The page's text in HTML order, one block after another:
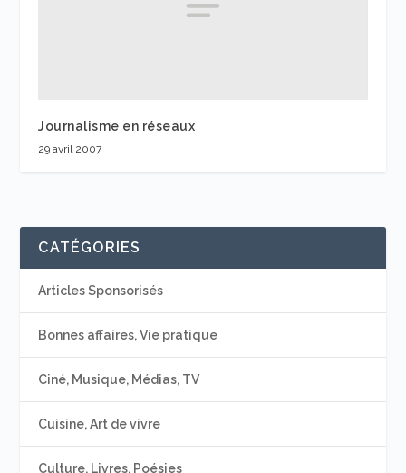
Journalisme en réseaux
29 avril 2007
CATÉGORIES
Articles Sponsorisés
Bonnes affaires, Vie pratique
Ciné, Musique, Médias, TV
Cuisine, Art de vivre
Culture, Livres, Poésies